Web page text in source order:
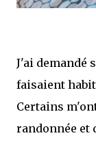
J'ai demandé
faisaient
Certains
randonnée et